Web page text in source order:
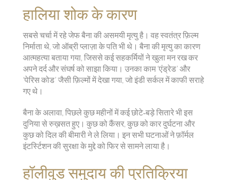
हालिया शोक के कारण
सबसे चर्चा में रहे जेफ बैना की असमयी मृत्यु है। वह स्वतंत्र फ़िल्म
निर्माता थे, जो ऑब्री प्लाज़ा के पति भी थे। बैना की मृत्यु का कारण
आत्महत्या बताया गया, जिससे कई सहकर्मियों ने खुला मन रख कर
अपने दर्द और संघर्ष को साझा किया। उनका काम ‘एंड्रेड’ और
‘पेरिस कोड’ जैसी फ़िल्मों में देखा गया, जो इंडी सर्कल में काफी सराहे
गए थे।
बैना के अलावा, पिछले कुछ महीनों में कई छोटे‑बड़े सितारे भी इस
दुनिया से रुख़सत हुए। कुछ को कैंसर, कुछ को कार दुर्घटना और
कुछ को दिल की बीमारी ने ले लिया। इन सभी घटनाओं ने फ़ॉर्मल
इंटर्स्टिशन की सुरक्षा के मुद्दे को फिर से सामने लाया है।
हॉलीवुड समुदाय की प्रतिक्रिया